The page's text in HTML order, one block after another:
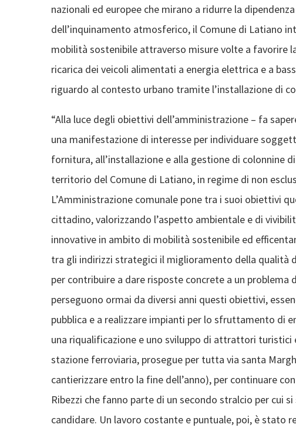
nazionali ed europee che mirano a ridurre la
dell’inquinamento atmosferico, il Comune di Latiano
mobilità sostenibile attraverso misure volte a favorire
ricarica dei veicoli alimentati a energia elettrica e a
riguardo al contesto urbano tramite l’installazione di
“Alla luce degli obiettivi dell’amministrazione – fa
una manifestazione di interesse per individuare
fornitura, all’installazione e alla gestione di colonnine
territorio del Comune di Latiano, in regime di non
L’Amministrazione comunale pone tra i suoi obiettivi
cittadino, valorizzando l’aspetto ambientale e di
innovative in ambito di mobilità sostenibile ed
tra gli indirizzi strategici il miglioramento della qualità
per contribuire a dare risposte concrete a un
perseguono ormai da diversi anni questi obiettivi,
pubblica e a realizzare impianti per lo sfruttamento di
una riqualificazione e uno sviluppo di attrattori turistici
stazione ferroviaria, prosegue per tutta via santa
cantierizzare entro la fine dell’anno), per continuare
Ribezzi che fanno parte di un secondo stralcio per cui
candidare. Un lavoro costante e puntuale, poi, è stato